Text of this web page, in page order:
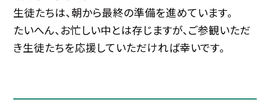
生徒たちは、朝から最終の準備を進めています。
たいへん、お忙しい中とは存じますが、ご参観いただ
き生徒たちを応援していただければ幸いです。